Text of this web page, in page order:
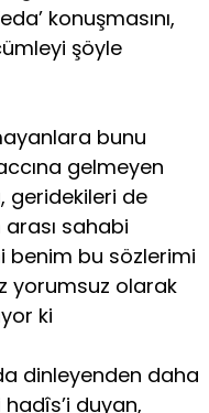
konuşmasını,
şöyle
bunu
gelmeyen
geridekileri de
sahabi
benim bu sözlerimi
yorumsuz olarak
ki
dinleyenden daha
hadîs’i duyan,